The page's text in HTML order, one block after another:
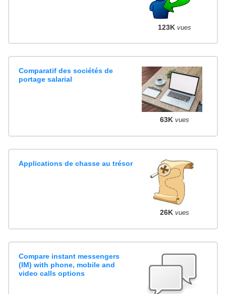
123K vues
Comparatif des sociétés de
portage salarial
63K vues
Applications de chasse au trésor
26K vues
Compare instant messengers
(IM) with phone, mobile and
video calls options